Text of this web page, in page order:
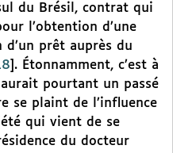
du Brésil, contrat qui
l’obtention d’une
prêt auprès du
. Étonnamment, c’est à
pourtant un passé
se plaint de l’influence
qui vient de se
du docteur